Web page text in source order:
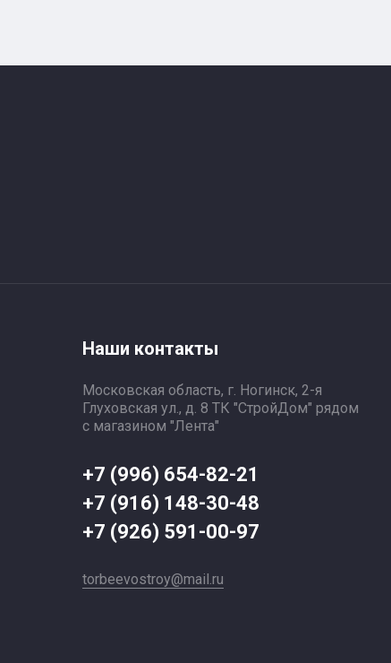
Наши контакты
Московская область, г. Ногинск, 2-я
Глуховская ул., д. 8 ТК "СтройДом" рядом
с магазином "Лента"
+7 (996) 654-82-21
+7 (916) 148-30-48
+7 (926) 591-00-97
torbeevostroy@mail.ru